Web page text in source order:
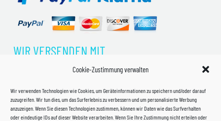
Cookie-Zustimmung verwalten
Wir verwenden Technologien wie Cookies, um Geräteinformationen zu speichern und/oder darauf
zuzugreifen. Wir tun dies, um das Surferlebnis zu verbessern und um personalisierte Werbung
anzuzeigen. Wenn Sie diesen Technologien zustimmen, können wir Daten wie das Surfverhalten
oder eindeutige IDs auf dieser Website verarbeiten. Wenn Sie Ihre Zustimmung nicht erteilen oder
WIR VERSENDEN MIT